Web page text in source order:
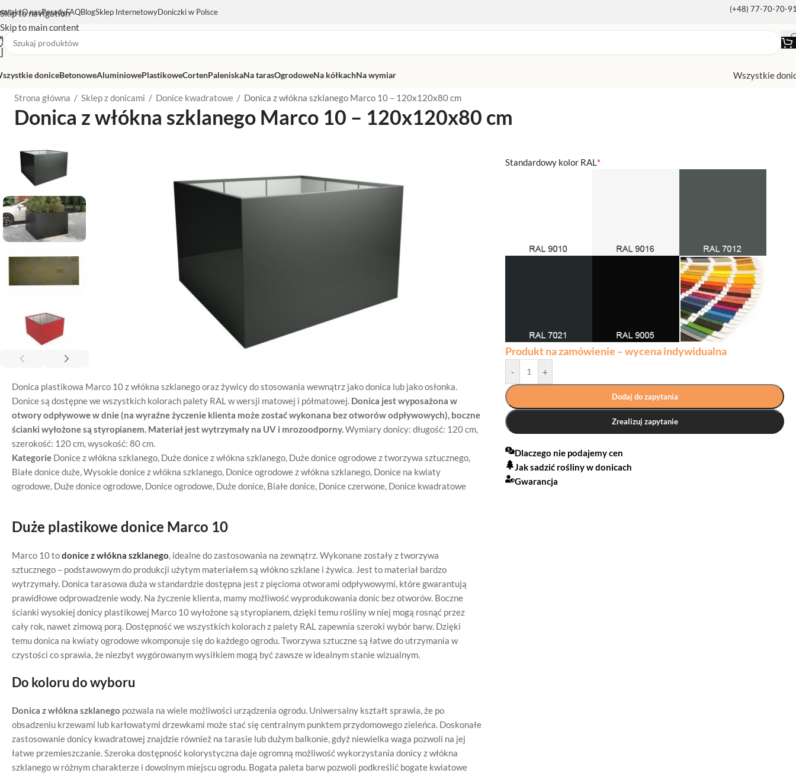
Skip to navigation
Skip to main content
O nasPoradyFAQBlogSklep InternetowyDoniczki w Polsce (+48) 77-70-70-
doniceBetonoweAluminiowePlastikoweCortenPaleniskaNa tarasOgrodoweNa kółkachNa wymiar Wszystkie
Strona główna / Sklep z donicami / Donice kwadratowe / Donica z włókna szklanego Marco 10 – 120x120x80 cm
Donica z włókna szklanego Marco 10 – 120x120x80 cm
Donica plastikowa Marco 10 z włókna szklanego oraz żywicy do stosowania wewnątrz jako donica lub jako osłonka.
Donice są dostępne we wszystkich kolorach palety RAL w wersji matowej i półmatowej. Donica jest wyposażona w
otwory odpływowe w dnie (na wyraźne życzenie klienta może zostać wykonana bez otworów odpływowych), boczne
ścianki wyłożone są styropianem. Materiał jest wytrzymały na UV i mrozoodporny.Wymiary donicy: długość: 120 cm,
szerokość: 120 cm, wysokość: 80 cm.
Kategorie Donice z włókna szklanego, Duże donice z włókna szklanego, Duże donice ogrodowe z tworzywa sztucznego,
Białe donice duże,Wysokie donice z włókna szklanego, Donice ogrodowe z włókna szklanego, Donice na kwiaty
ogrodowe, Duże donice ogrodowe, Donice ogrodowe, Duże donice, Białe donice, Donice czerwone, Donice kwadratowe
Duże plastikowe donice Marco 10
Marco 10 todonice z włókna szklanego, idealne do zastosowania na zewnątrz. Wykonane zostały z tworzywa
sztucznego – podstawowym do produkcji użytym materiałem są włókno szklane i żywica. Jest to materiał bardzo
wytrzymały. Donica tarasowa duża w standardzie dostępna jest z pięcioma otworami odpływowymi, które gwarantują
prawidłowe odprowadzenie wody. Na życzenie klienta, mamy możliwość wyprodukowania donic bez otworów. Boczne
ścianki wysokiej donicy plastikowej Marco 10 wyłożone są styropianem, dzięki temu rośliny w niej mogą rosnąć przez
cały rok, nawet zimową porą. Dostępność we wszystkich kolorach z palety RAL zapewnia szeroki wybór barw. Dzięki
temu donica na kwiaty ogrodowe wkomponuje się do każdego ogrodu. Tworzywa sztuczne są łatwe do utrzymania w
czystości co sprawia, że niezbyt wygórowanym wysiłkiem mogą być zawsze w idealnym stanie wizualnym.
Do koloru do wyboru
Donica z włókna szklanego pozwala na wiele możliwości urządzenia ogrodu. Uniwersalny kształt sprawia, że po
obsadzeniu krzewami lub karłowatymi drzewkami może stać się centralnym punktem przydomowego zieleńca. Doskonałe
zastosowanie donicy kwadratowej znajdzie również na tarasie lub dużym balkonie, gdyż niewielka waga pozwoli na jej
łatwe przemieszczanie. Szeroka dostępność kolorystyczna daje ogromną możliwość wykorzystania donicy z włókna
szklanego w różnym charakterze i dowolnym miejscu ogrodu. Bogata paleta barw pozwoli podkreślić bogate kwiatowe
*
Standardowy kolor RAL
Produkt na zamówienie – wycena indywidualna
- +
Dodaj do zapytania
Zrealizuj zapytanie
Dlaczego nie podajemy cen
Jak sadzić rośliny w donicach
Gwarancja